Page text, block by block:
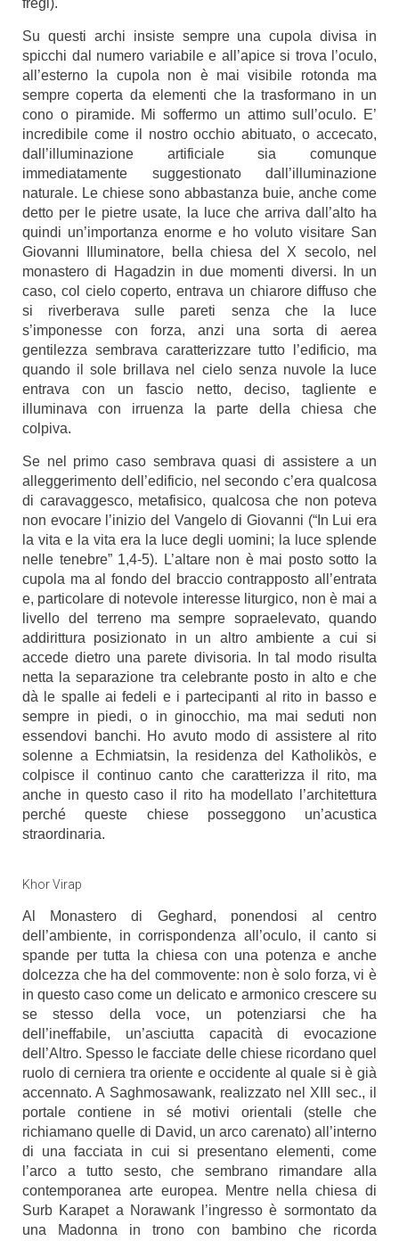
fregi).
Su questi archi insiste sempre una cupola divisa in
spicchi dal numero variabile e all’apice si trova l’oculo,
all’esterno la cupola non è mai visibile rotonda ma
sempre coperta da elementi che la trasformano in un
cono o piramide. Mi soffermo un attimo sull’oculo. E’
incredibile come il nostro occhio abituato, o accecato,
dall’illuminazione artificiale sia comunque
immediatamente suggestionato dall’illuminazione
naturale. Le chiese sono abbastanza buie, anche come
detto per le pietre usate, la luce che arriva dall’alto ha
quindi un’importanza enorme e ho voluto visitare San
Giovanni Illuminatore, bella chiesa del X secolo, nel
monastero di Hagadzin in due momenti diversi. In un
caso, col cielo coperto, entrava un chiarore diffuso che
si riverberava sulle pareti senza che la luce
s’imponesse con forza, anzi una sorta di aerea
gentilezza sembrava caratterizzare tutto l’edificio, ma
quando il sole brillava nel cielo senza nuvole la luce
entrava con un fascio netto, deciso, tagliente e
illuminava con irruenza la parte della chiesa che
colpiva.
Se nel primo caso sembrava quasi di assistere a un
alleggerimento dell’edificio, nel secondo c’era qualcosa
di caravaggesco, metafisico, qualcosa che non poteva
non evocare l’inizio del Vangelo di Giovanni (“In Lui era
la vita e la vita era la luce degli uomini; la luce splende
nelle tenebre” 1,4-5). L’altare non è mai posto sotto la
cupola ma al fondo del braccio contrapposto all’entrata
e, particolare di notevole interesse liturgico, non è mai a
livello del terreno ma sempre sopraelevato, quando
addirittura posizionato in un altro ambiente a cui si
accede dietro una parete divisoria. In tal modo risulta
netta la separazione tra celebrante posto in alto e che
dà le spalle ai fedeli e i partecipanti al rito in basso e
sempre in piedi, o in ginocchio, ma mai seduti non
essendovi banchi. Ho avuto modo di assistere al rito
solenne a Echmiatsin, la residenza del Katholikòs, e
colpisce il continuo canto che caratterizza il rito, ma
anche in questo caso il rito ha modellato l’architettura
perché queste chiese posseggono un’acustica
straordinaria.
Khor Virap
Al Monastero di Geghard, ponendosi al centro
dell’ambiente, in corrispondenza all’oculo, il canto si
spande per tutta la chiesa con una potenza e anche
dolcezza che ha del commovente: non è solo forza, vi è
in questo caso come un delicato e armonico crescere su
se stesso della voce, un potenziarsi che ha
dell’ineffabile, un’asciutta capacità di evocazione
dell’Altro. Spesso le facciate delle chiese ricordano quel
ruolo di cerniera tra oriente e occidente al quale si è già
accennato. A Saghmosawank, realizzato nel XIII sec., il
portale contiene in sé motivi orientali (stelle che
richiamano quelle di David, un arco carenato) all’interno
di una facciata in cui si presentano elementi, come
l’arco a tutto sesto, che sembrano rimandare alla
contemporanea arte europea. Mentre nella chiesa di
Surb Karapet a Norawank l’ingresso è sormontato da
una Madonna in trono con bambino che ricorda